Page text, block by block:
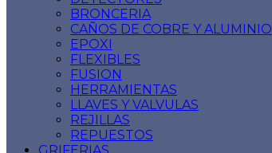
BRONCERIA
CAÑOS DE COBRE Y ALUMINIO
EPOXI
FLEXIBLES
FUSION
HERRAMIENTAS
LLAVES Y VALVULAS
REJILLAS
REPUESTOS